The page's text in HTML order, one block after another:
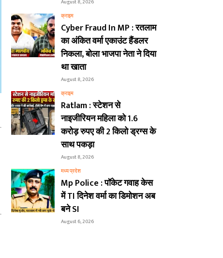
August 8, 2026
क्राइम
Cyber Fraud In MP : रतलाम
का अंकित वर्मा एकाउंट हैंडलर
निकला, बोला भाजपा नेता ने दिया
था खाता
August 8, 2026
क्राइम
Ratlam : स्टेशन से
नाइजीरियन महिला को 1.6
करोड़ रुपए की 2 किलो ड्रग्स के
साथ पकड़ा
August 8, 2026
मध्य प्रदेश
Mp Police : पॉकेट गवाह केस
में TI दिनेश वर्मा का डिमोशन अब
बने SI
August 6, 2026